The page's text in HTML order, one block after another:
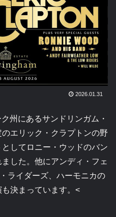
2026.01.31
州にあるサンドリンガム・
エリック・クラプトンの野
してロニー・ウッドのバン
した。他にアンディ・フェ
ライダーズ、ハーモニカの
決まっています。<